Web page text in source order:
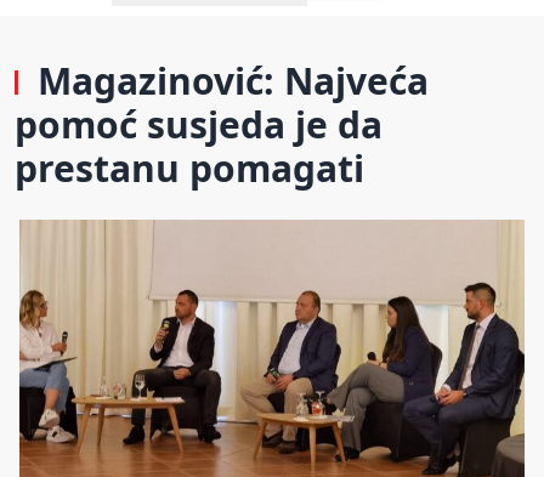
Magazinović: Najveća
pomoć susjeda je da
prestanu pomagati